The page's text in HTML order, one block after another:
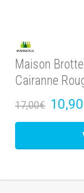
Maison
Cairanne
17,00€